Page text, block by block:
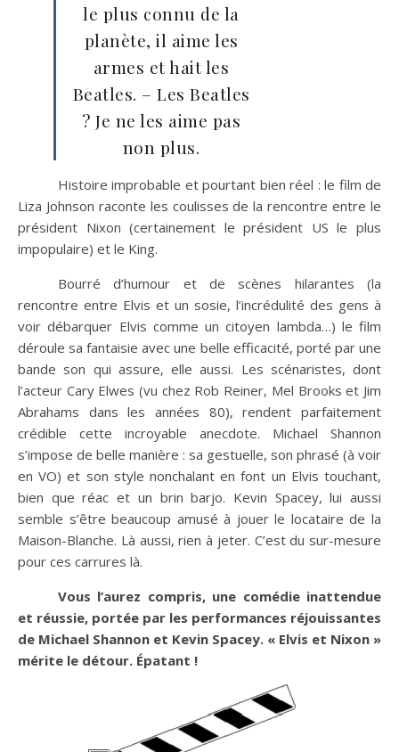
le plus connu de la
planète, il aime les
armes et hait les
Beatles. – Les Beatles
? Je ne les aime pas
non plus.
Histoire improbable et pourtant bien réel : le film de
Liza Johnson raconte les coulisses de la rencontre entre le
président Nixon (certainement le président US le plus
impopulaire) et le King.
Bourré d’humour et de scènes hilarantes (la
rencontre entre Elvis et un sosie, l’incrédulité des gens à
voir débarquer Elvis comme un citoyen lambda…) le film
déroule sa fantaisie avec une belle efficacité, porté par une
bande son qui assure, elle aussi. Les scénaristes, dont
l’acteur Cary Elwes (vu chez Rob Reiner, Mel Brooks et Jim
Abrahams dans les années 80), rendent parfaitement
crédible cette incroyable anecdote. Michael Shannon
s’impose de belle manière : sa gestuelle, son phrasé (à voir
en VO) et son style nonchalant en font un Elvis touchant,
bien que réac et un brin barjo. Kevin Spacey, lui aussi
semble s’être beaucoup amusé à jouer le locataire de la
Maison-Blanche. Là aussi, rien à jeter. C’est du sur-mesure
pour ces carrures là.
Vous l’aurez compris, une comédie inattendue
et réussie, portée par les performances réjouissantes
de Michael Shannon et Kevin Spacey. « Elvis et Nixon »
mérite le détour. Épatant !